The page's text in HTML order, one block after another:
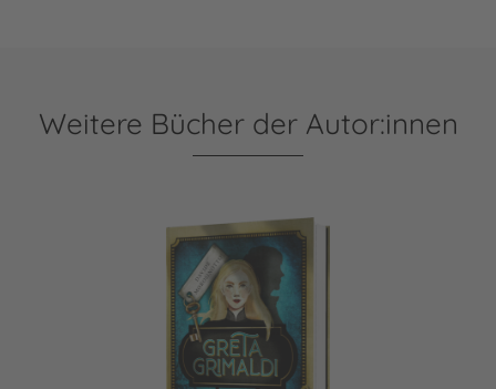
Weitere Bücher der Autor:innen